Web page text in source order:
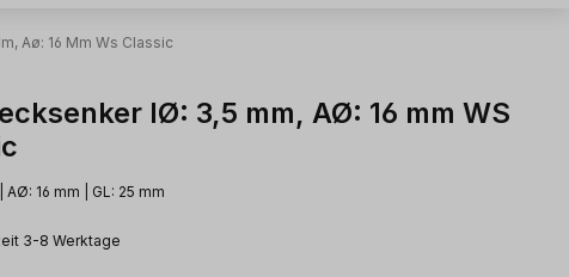
Aø: 16 Mm Ws Classic
IØ: 3,5 mm, AØ: 16 mm WS
AØ: 16 mm | GL: 25 mm
3-8 Werktage